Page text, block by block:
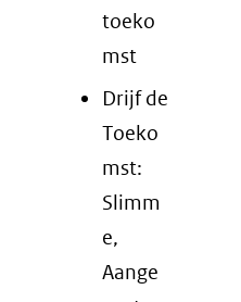
toeko
mst
Drijf de
Toeko
mst:
Slimm
e,
Aange